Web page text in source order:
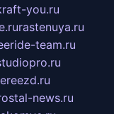
you.ru
rastenuya.ru
team.ru
news.ru